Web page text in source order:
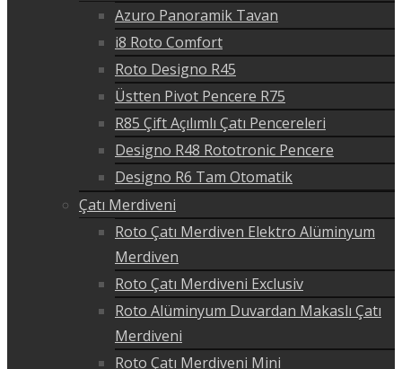
Azuro Panoramik Tavan
i8 Roto Comfort
Roto Designo R45
Üstten Pivot Pencere R75
R85 Çift Açılımlı Çatı Pencereleri
Designo R48 Rototronic Pencere
Designo R6 Tam Otomatik
Çatı Merdiveni
Roto Çatı Merdiven Elektro Alüminyum
Merdiven
Roto Çatı Merdiveni Exclusiv
Roto Alüminyum Duvardan Makaslı Çatı
Merdiveni
Roto Çatı Merdiveni Mini